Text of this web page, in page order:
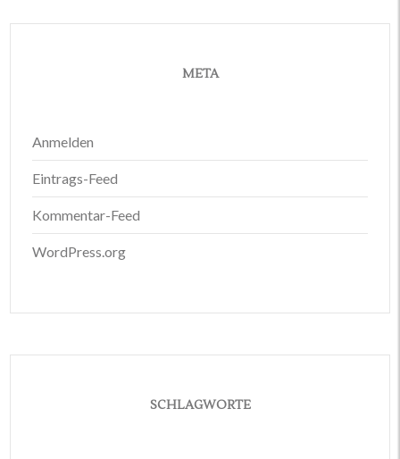
META
Anmelden
Eintrags-Feed
Kommentar-Feed
WordPress.org
SCHLAGWORTE